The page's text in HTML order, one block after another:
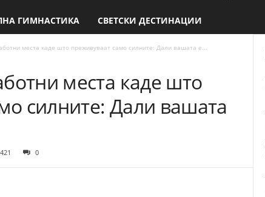
ГИМНАСТИКА СВЕТСКИ ДЕСТИНАЦИИ
места каде што преживуваат само силните: Дали вашата е...
места каде што
силните: Дали вашата
0